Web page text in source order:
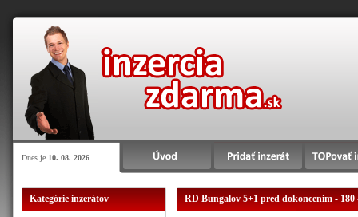
Dnes je 10. 08. 2026
Kategórie inzerátov RD Bungalov 5+1 pred dokoncenim - 180